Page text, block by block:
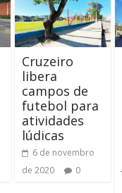
Cruzeiro
libera
campos de
futebol para
atividades
lúdicas
6 de novembro
de 2020
0